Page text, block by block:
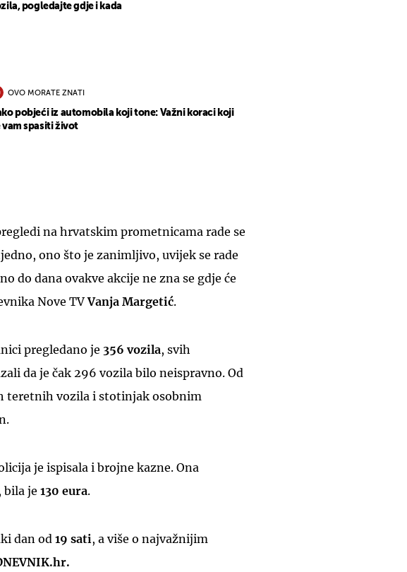
pogledajte gdje i kada
OVO MORATE ZNATI
pobjeći iz automobila koji tone: Važni koraci koji
vam spasiti život
na hrvatskim prometnicama rade se
ono što je zanimljivo, uvijek se rade
do dana ovakve akcije ne zna se gdje će
Nove TVVanja Margetić.
pregledano je 356 vozila, svih
da je čak 296 vozila bilo neispravno. Od
teretnih vozila i stotinjak osobnim
je ispisala i brojne kazne. Ona
bila je 130 eura.
dan od 19 sati, a više o najvažnijim